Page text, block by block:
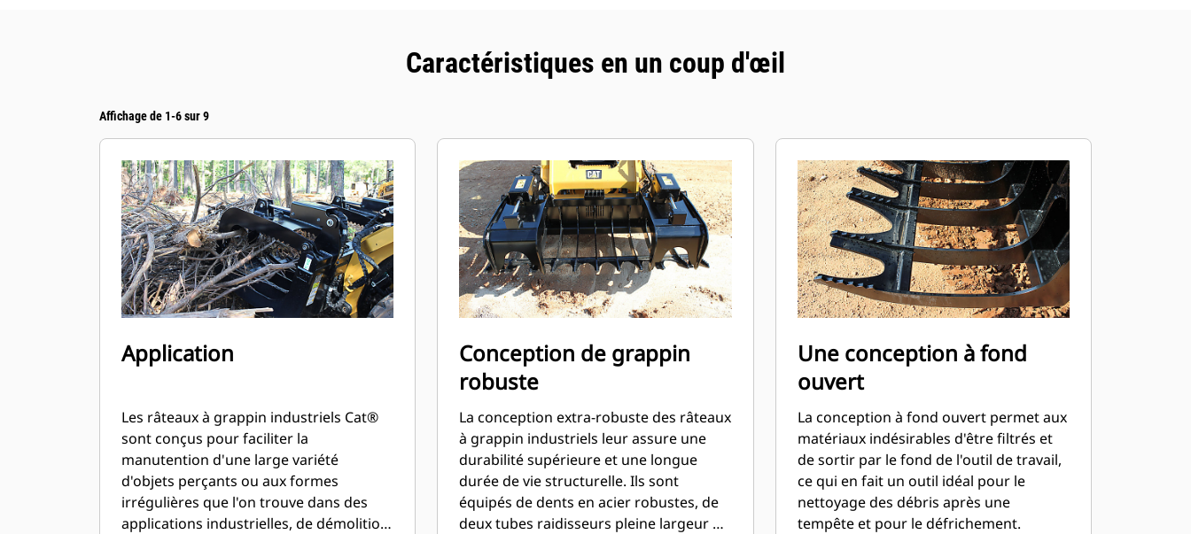
Caractéristiques en un coup d'œil
Affichage de 1-6 sur 9
Application
Les râteaux à grappin industriels Cat®
sont conçus pour faciliter la
manutention d'une large variété
d'objets perçants ou aux formes
irrégulières que l'on trouve dans des
applications industrielles, de démolition,
Conception de grappin
robuste
La conception extra-robuste des râteaux
à grappin industriels leur assure une
durabilité supérieure et une longue
durée de vie structurelle. Ils sont
équipés de dents en acier robustes, de
deux tubes raidisseurs pleine largeur et
Une conception à fond
ouvert
La conception à fond ouvert permet aux
matériaux indésirables d'être filtrés et
de sortir par le fond de l'outil de travail,
ce qui en fait un outil idéal pour le
nettoyage des débris après une
tempête et pour le défrichement.